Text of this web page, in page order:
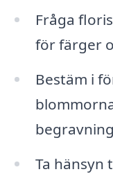
Fråga
för färger
Bestäm i
Ta hänsyn